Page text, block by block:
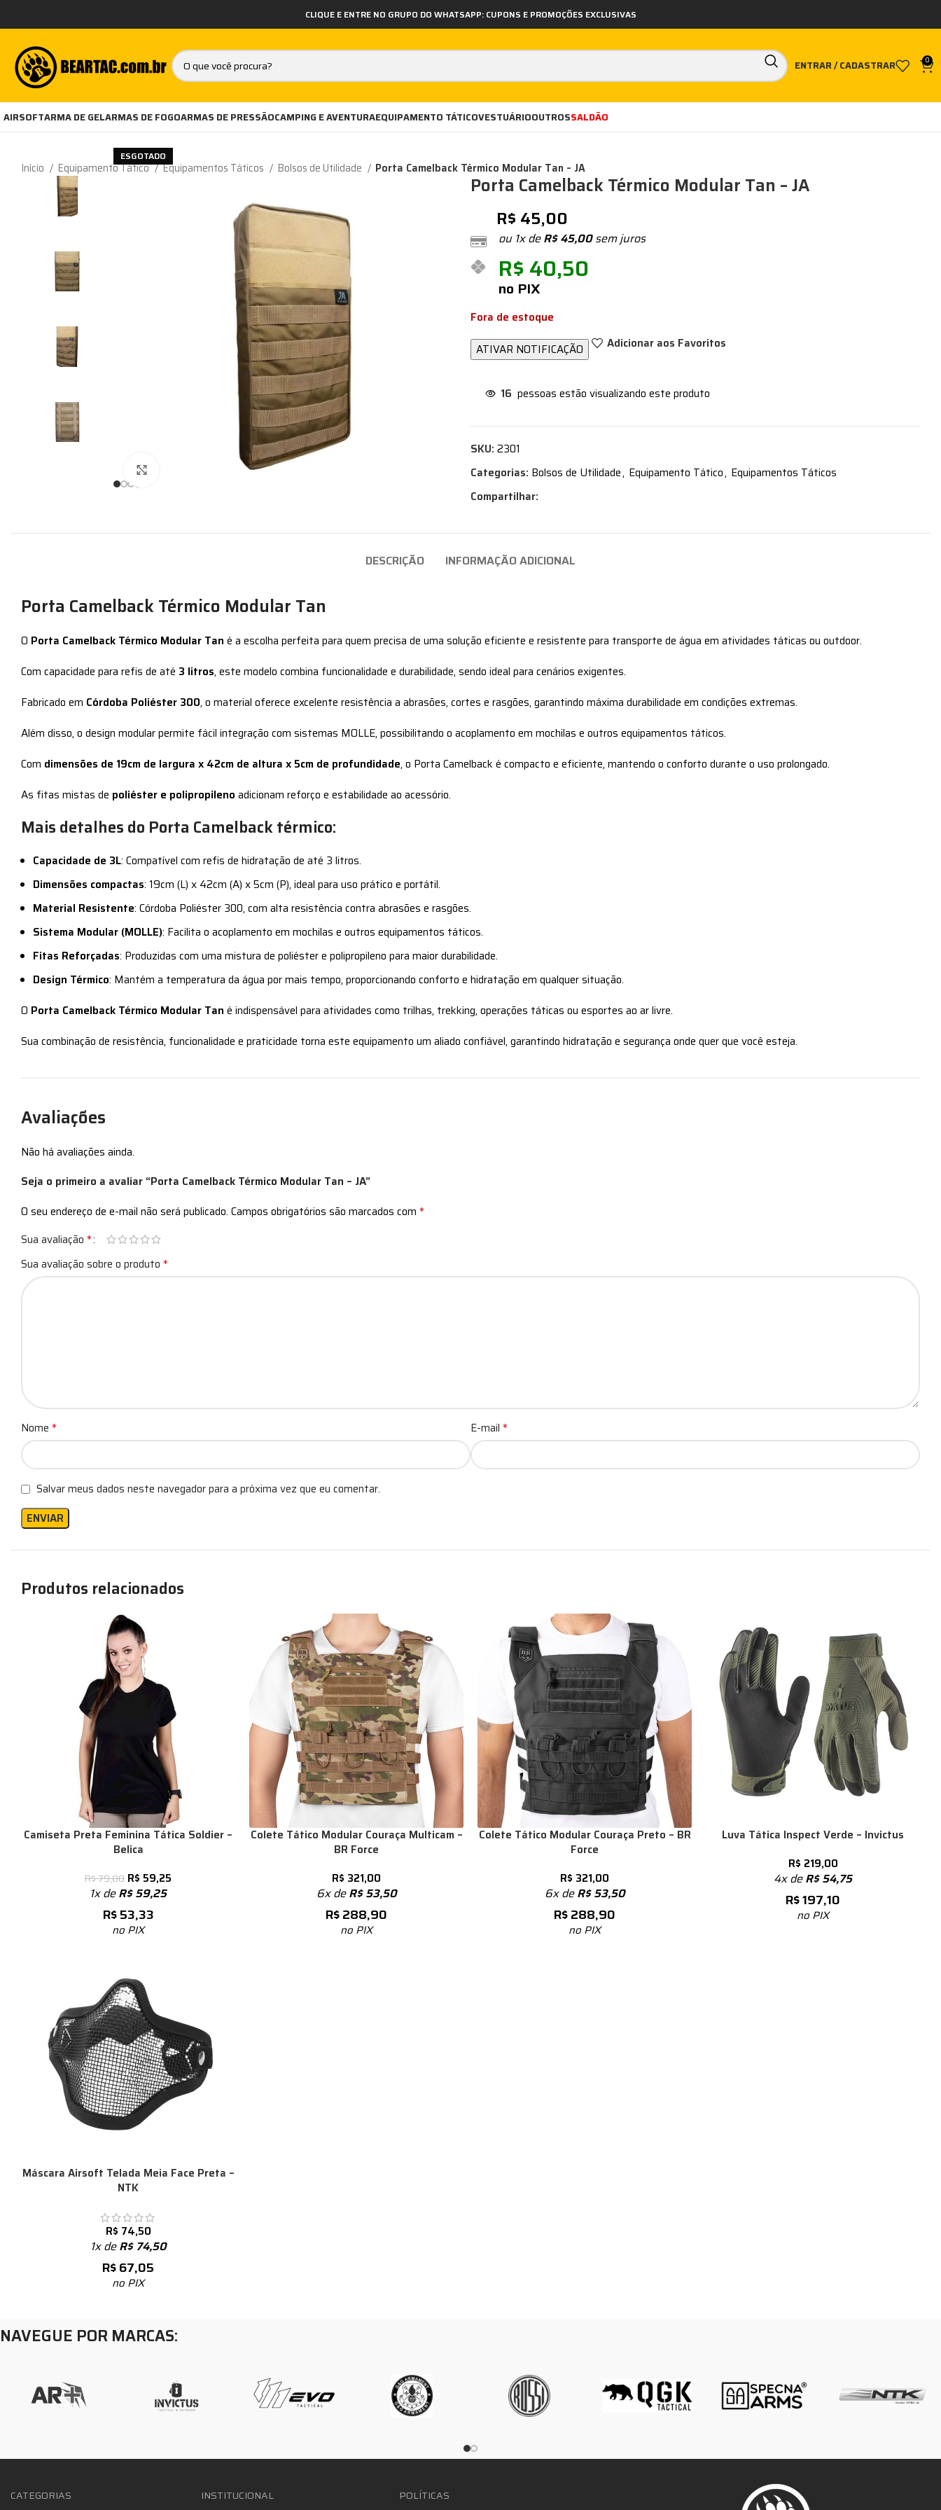
CLIQUE E ENTRE NO GRUPO DO WHATSAPP: CUPONS E PROMOÇÕES EXCLUSIVAS
ENTRAR / CADASTRAR 0
AIRSOFTARMA DE GELARMAS DE FOGOARMAS DE PRESSÃOCAMPING E AVENTURAEQUIPAMENTO TÁTICOVESTUÁRIOOUTROSSALDÃO
Início Equipamento Tático Equipamentos Táticos Bolsos de Utilidade Porta Camelback Térmico Modular Tan – JA
ESGOTADO
Porta Camelback Térmico Modular Tan – JA
R$ 45,00
ou 1x deR$45,00sem juros
R$ 40,50
no PIX
Fora de estoque
Adicionar aos Favoritos
16 pessoas estão visualizando este produto
SKU: 2301
Categorias: Bolsos de Utilidade, Equipamento Tático, Equipamentos Táticos
Compartilhar:
DESCRIÇÃO INFORMAÇÃO ADICIONAL
Porta Camelback Térmico Modular Tan
O Porta Camelback Térmico Modular Tan é a escolha perfeita para quem precisa de uma solução eficiente e resistente para transporte de água em atividades táticas ou outdoor.
Com capacidade para refis de até 3 litros, este modelo combina funcionalidade e durabilidade, sendo ideal para cenários exigentes.
Fabricado em Córdoba Poliéster 300, o material oferece excelente resistência a abrasões, cortes e rasgões, garantindo máxima durabilidade em condições extremas.
Além disso, o design modular permite fácil integração com sistemas MOLLE, possibilitando o acoplamento em mochilas e outros equipamentos táticos.
Com dimensões de 19cm de largura x 42cm de altura x 5cm de profundidade, o Porta Camelback é compacto e eficiente, mantendo o conforto durante o uso prolongado.
As fitas mistas de poliéster e polipropileno adicionam reforço e estabilidade ao acessório.
Mais detalhes do Porta Camelback térmico:
Capacidade de 3L: Compatível com refis de hidratação de até 3 litros.
Dimensões compactas: 19cm (L) x 42cm (A) x 5cm (P), ideal para uso prático e portátil.
Material Resistente: Córdoba Poliéster 300, com alta resistência contra abrasões e rasgões.
Sistema Modular (MOLLE): Facilita o acoplamento em mochilas e outros equipamentos táticos.
Fitas Reforçadas: Produzidas com uma mistura de poliéster e polipropileno para maior durabilidade.
Design Térmico: Mantém a temperatura da água por mais tempo, proporcionando conforto e hidratação em qualquer situação.
O Porta Camelback Térmico Modular Tan é indispensável para atividades como trilhas, trekking, operações táticas ou esportes ao ar livre.
Sua combinação de resistência, funcionalidade e praticidade torna este equipamento um aliado confiável, garantindo hidratação e segurança onde quer que você esteja.
Avaliações
Não há avaliações ainda.
Seja o primeiro a avaliar “Porta Camelback Térmico Modular Tan – JA”
O seu endereço de e-mail não será publicado. Campos obrigatórios são marcados com *
Sua avaliação *
Sua avaliação sobre o produto *
Nome * E-mail *
Salvar meus dados neste navegador para a próxima vez que eu comentar.
Produtos relacionados
Camiseta Preta Feminina Tática Soldier –
Belica
R$79,00 R$ 59,25
1x deR$59,25
R$53,33
no PIX
Colete Tático Modular Couraça Multicam –
BR Force
R$ 321,00
6x deR$53,50
R$288,90
no PIX
Colete Tático Modular Couraça Preto – BR
Force
R$ 321,00
6x deR$53,50
R$288,90
no PIX
Luva Tática Inspect Verde – Invictus
R$ 219,00
4x deR$54,75
R$197,10
no PIX
Máscara Airsoft Telada Meia Face Preta –
NTK
R$ 74,50
1x deR$74,50
R$67,05
no PIX
NAVEGUE POR MARCAS:
CATEGORIAS INSTITUCIONAL POLÍTICAS